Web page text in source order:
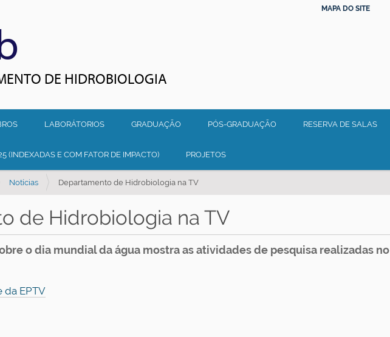
DE HIDROBIOLOGIA
MAPA DO SITE
LABORÁTORIOS GRADUAÇÃO PÓS-GRADUAÇÃO RESERVA DE SALAS
(INDEXADAS E COM FATOR DE IMPACTO) PROJETOS
Notícias Departamento de Hidrobiologia na TV
de Hidrobiologia na TV
o dia mundial da água mostra as atividades de pesquisa realizadas no
da EPTV